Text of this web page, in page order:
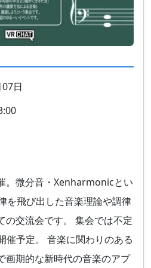
日
。微分音・Xenharmonicとい
を飛び出した音楽理論や調律
の交流会です。 集会では不定
催予定。 音楽に関わりのある
画期的な新時代の音楽のアプ